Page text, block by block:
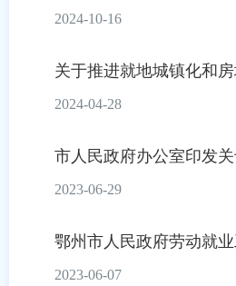
2024-10-16
关于推进就地城镇化和
2024-04-28
市人民政府办公室印发
2023-06-29
鄂州市人民政府劳动就
2023-06-07